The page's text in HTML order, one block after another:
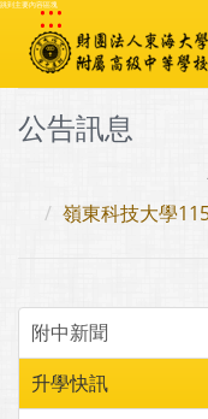
跳到主要內容區塊
:::
公告訊息
嶺東科技大學
附中新聞
升學快訊